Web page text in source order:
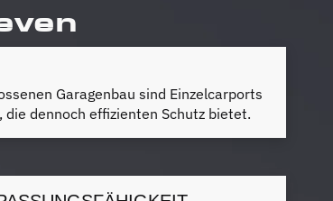
Garagenbau sind Einzelcarports
dennoch effizienten Schutz bietet.